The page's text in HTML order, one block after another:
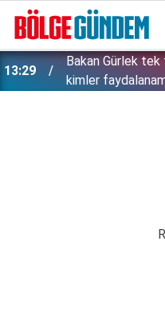
13:29
Bakan Gürlek tek
kimler